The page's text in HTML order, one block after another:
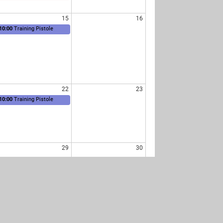
15 16
22 23
29 30
Training Pistole
Training Pistole
Pistole